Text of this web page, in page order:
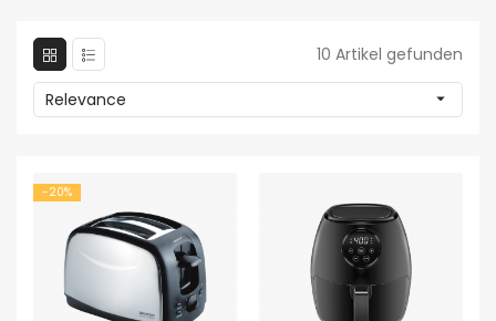
10 Artikel gefunden
Relevance 
-20%